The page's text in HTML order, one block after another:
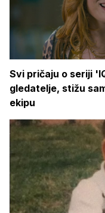
Svi pričaju o seriji
gledatelje, stižu
ekipu